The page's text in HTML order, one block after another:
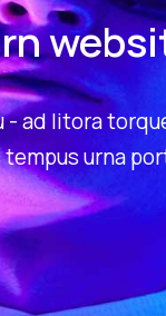
- ad litora
urna